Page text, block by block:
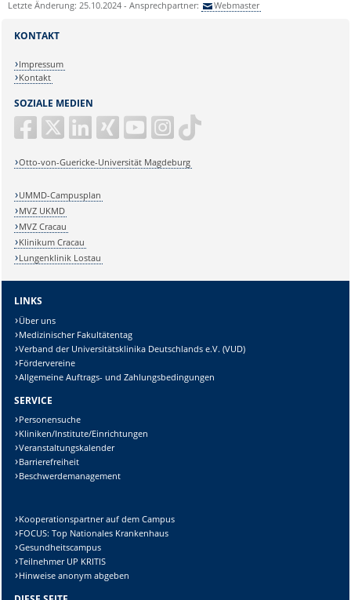
Letzte Änderung: 25.10.2024 - Ansprechpartner: Webmaster
SOZIALE MEDIEN
Otto-von-Guericke-Universität Magdeburg
KONTAKT
Impressum
Kontakt
UMMD-Campusplan
MVZ UKMD
MVZ Cracau
Klinikum Cracau
Lungenklinik Lostau
LINKS
Über uns
Medizinischer Fakultätentag
Verband der Universitätsklinika Deutschlands e.V. (VUD)
Fördervereine
Allgemeine Auftrags- und Zahlungsbedingungen
SERVICE
Personensuche
Kliniken/Institute/Einrichtungen
Veranstaltungskalender
Barrierefreiheit
Beschwerdemanagement
Kooperationspartner auf dem Campus
FOCUS: Top Nationales Krankenhaus
Gesundheitscampus
Teilnehmer UP KRITIS
Hinweise anonym abgeben